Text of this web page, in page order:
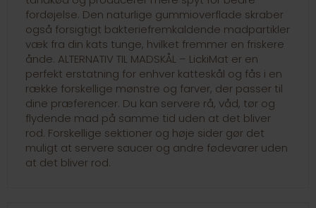
fordøjelse. Den naturlige gummioverflade skraber
også forsigtigt bakteriefremkaldende madpartikler
væk fra din kats tunge, hvilket fremmer en friskere
ånde. ALTERNATIV TIL MADSKÅL – LickiMat er en
perfekt erstatning for enhver katteskål og fås i en
række forskellige mønstre og farver, der passer til
dine præferencer. Du kan servere rå, våd, tør og
flydende mad på samme tid uden at det bliver
rod. Forskellige sektioner og høje sider gør det
muligt at servere saucer og andre fødevarer uden
at det bliver rod.